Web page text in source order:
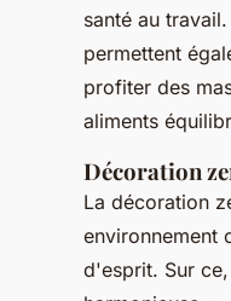
santé au
permettent
profiter des
aliments
Décoration
La décoration
environnement
d'esprit. Sur